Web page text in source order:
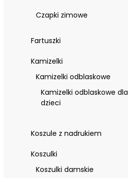
Czapki zimowe
Fartuszki
Kamizelki
Kamizelki odblaskowe
Kamizelki odblaskowe dla
dzieci
Koszule z nadrukiem
Koszulki
Koszulki damskie